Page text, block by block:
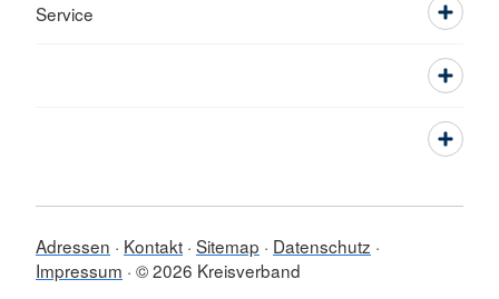
Service
Adressen Kontakt Sitemap
Datenschutz
Impressum © 2026 Kreisverband